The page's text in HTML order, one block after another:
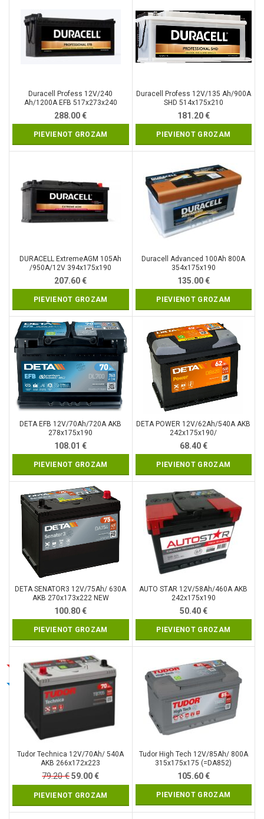
Duracell Profess 12V/240
Ah/1200A EFB 517x273x240
288.00€
PIEVIENOT GROZAM
Duracell Profess 12V/135 Ah/900A
SHD 514x175x210
181.20€
PIEVIENOT GROZAM
DURACELL ExtremeAGM 105Ah
/950A/12V 394x175x190
207.60€
PIEVIENOT GROZAM
Duracell Advanced 100Ah 800A
354x175x190
135.00€
PIEVIENOT GROZAM
DETA EFB 12V/70Ah/720A AKB
278x175x190
108.01€
PIEVIENOT GROZAM
DETA POWER 12V/62Ah/540A AKB
242x175x190/
68.40€
PIEVIENOT GROZAM
DETA SENATOR3 12V/75Ah/ 630A
AKB 270x173x222 NEW
100.80€
PIEVIENOT GROZAM
AUTO STAR 12V/58Ah/460A AKB
242x175x190
50.40€
PIEVIENOT GROZAM
Tudor Technica 12V/70Ah/ 540A
AKB 266x172x223
79.20€Original
price
was:
79.20 €.
59.00€Current
price
is:
59.00 €.
PIEVIENOT GROZAM
Tudor High Tech 12V/85Ah/ 800A
315x175x175 (=DA852)
105.60€
PIEVIENOT GROZAM